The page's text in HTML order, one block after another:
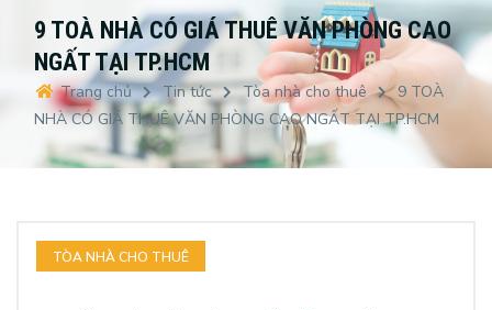
9 TOÀ NHÀ CÓ GIÁ THUÊ VĂN PHÒNG CAO
NGẤT TẠI TP.HCM
Trang chủ Tin tức Tòa nhà cho thuê
9 TOÀ
NHÀ CÓ GIÁ THUÊ VĂN PHÒNG CAO NGẤT TẠI TP.HCM
TÒA NHÀ CHO THUÊ